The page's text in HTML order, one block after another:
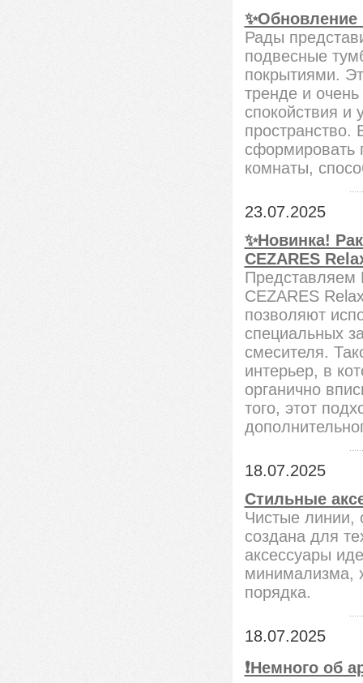
Рады
подвесные
покрытиями.
тренде и
спокойствия и
пространство.
сформировать
комнаты,
23.07.2025
✨Новинка!
CEZARES
Представляем
CEZARES
позволяют
специальных
смесителя.
интерьер, в
органично
того, этот
18.07.2025
Стильные
Чистые линии,
создана для
аксессуары
минимализма,
порядка.
18.07.2025
❗️Немного об